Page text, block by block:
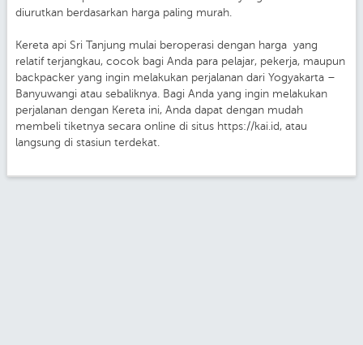
diurutkan berdasarkan harga paling murah.
Kereta api Sri Tanjung mulai beroperasi dengan harga yang
relatif terjangkau, cocok bagi Anda para pelajar, pekerja, maupun
backpacker yang ingin melakukan perjalanan dari Yogyakarta –
Banyuwangi atau sebaliknya. Bagi Anda yang ingin melakukan
perjalanan dengan Kereta ini, Anda dapat dengan mudah
membeli tiketnya secara online di situs https://kai.id, atau
langsung di stasiun terdekat.